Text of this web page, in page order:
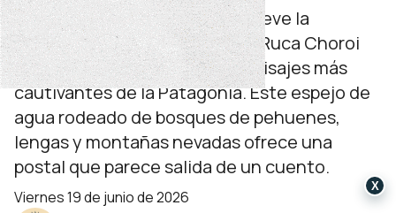
Cuando el invierno cubre de nieve la
cordillera de Neuquén, el lago Ruca Choroi
se transforma en uno de los paisajes más
cautivantes de la Patagonia. Este espejo de
agua rodeado de bosques de pehuenes,
lengas y montañas nevadas ofrece una
postal que parece salida de un cuento.
viernes 19 de junio de 2026
X